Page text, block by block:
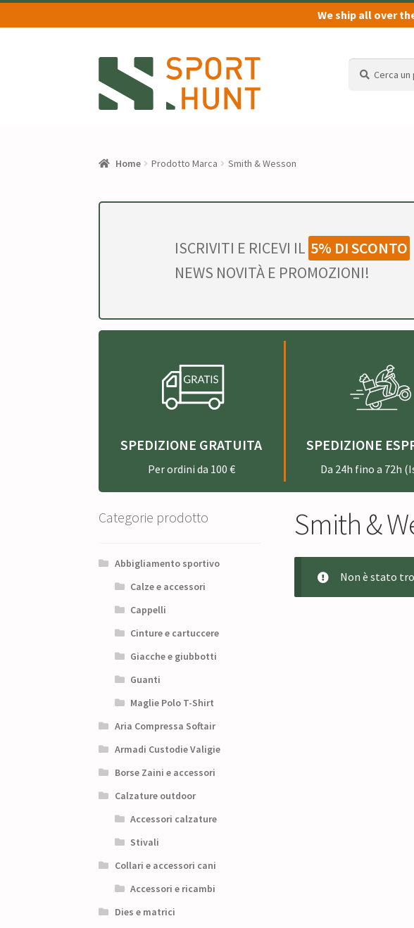
We ship all over
alla
navigazione
al
contenuto
Home Prodotto Marca Smith & Wesson
ISCRIVITI E RICEVI IL 5% DI SCONTO
NEWS NOVITÀ E PROMOZIONI!
SPEDIZIONE GRATUITA
Per ordini da 100 €
SPEDIZIONE
Da 24h fino a 72h
Smith &
Non è stato
Categorie prodotto
Abbigliamento sportivo
Calze e accessori
Cappelli
Cinture e cartuccere
Giacche e giubbotti
Guanti
Maglie Polo T-Shirt
Aria Compressa Softair
Armadi Custodie Valigie
Borse Zaini e accessori
Calzature outdoor
Accessori calzature
Stivali
Collari e accessori cani
Accessori e ricambi
Dies e matrici